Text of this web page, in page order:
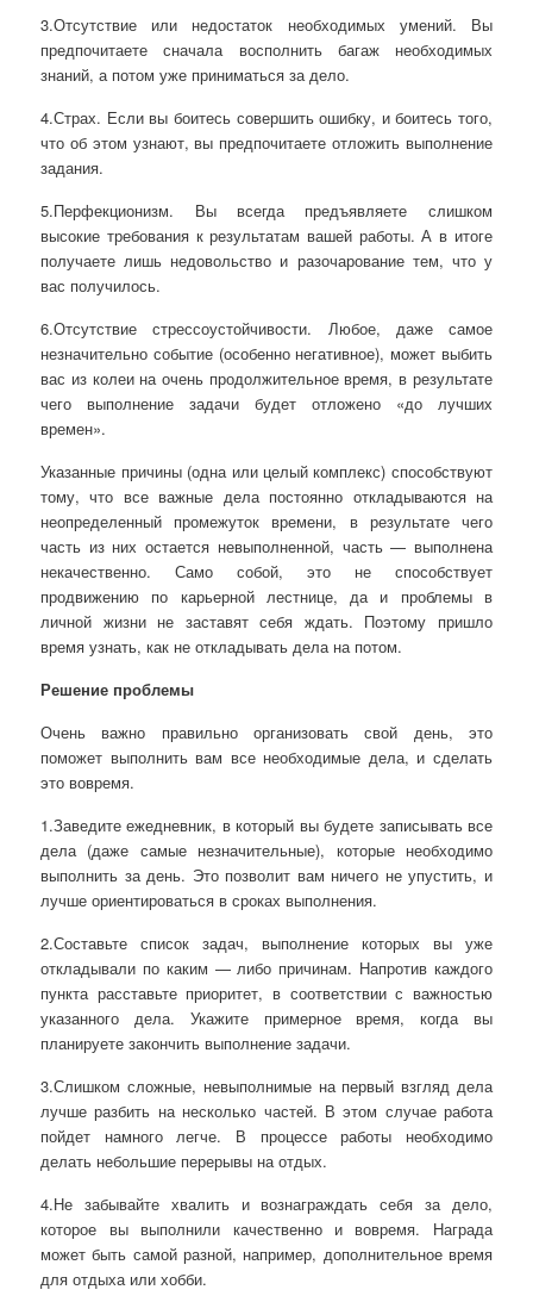
3.Отсутствие или недостаток необходимых умений. Вы
предпочитаете сначала восполнить багаж необходимых
знаний, а потом уже приниматься за дело.
4.Страх. Если вы боитесь совершить ошибку, и боитесь того,
что об этом узнают, вы предпочитаете отложить выполнение
задания.
5.Перфекционизм. Вы всегда предъявляете слишком
высокие требования к результатам вашей работы. А в итоге
получаете лишь недовольство и разочарование тем, что у
вас получилось.
6.Отсутствие стрессоустойчивости. Любое, даже самое
незначительно событие (особенно негативное), может выбить
вас из колеи на очень продолжительное время, в результате
чего выполнение задачи будет отложено «до лучших
времен».
Указанные причины (одна или целый комплекс) способствуют
тому, что все важные дела постоянно откладываются на
неопределенный промежуток времени, в результате чего
часть из них остается невыполненной, часть — выполнена
некачественно. Само собой, это не способствует
продвижению по карьерной лестнице, да и проблемы в
личной жизни не заставят себя ждать. Поэтому пришло
время узнать, как не откладывать дела на потом.
Решение проблемы
Очень важно правильно организовать свой день, это
поможет выполнить вам все необходимые дела, и сделать
это вовремя.
1.Заведите ежедневник, в который вы будете записывать все
дела (даже самые незначительные), которые необходимо
выполнить за день. Это позволит вам ничего не упустить, и
лучше ориентироваться в сроках выполнения.
2.Составьте список задач, выполнение которых вы уже
откладывали по каким — либо причинам. Напротив каждого
пункта расставьте приоритет, в соответствии с важностью
указанного дела. Укажите примерное время, когда вы
планируете закончить выполнение задачи.
3.Слишком сложные, невыполнимые на первый взгляд дела
лучше разбить на несколько частей. В этом случае работа
пойдет намного легче. В процессе работы необходимо
делать небольшие перерывы на отдых.
4.Не забывайте хвалить и вознаграждать себя за дело,
которое вы выполнили качественно и вовремя. Награда
может быть самой разной, например, дополнительное время
для отдыха или хобби.